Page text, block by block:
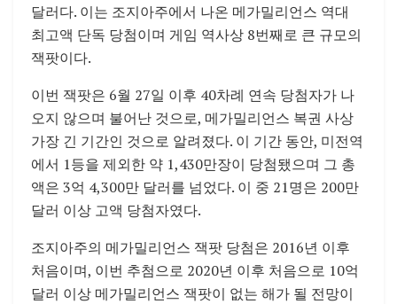
달러다. 이는 조지아주에서 나온 메가밀리언스 역대
최고액 단독 당첨이며 게임 역사상 8번째로 큰 규모의
잭팟이다.
이번 잭팟은 6월 27일 이후 40차례 연속 당첨자가 나
오지 않으며 불어난 것으로, 메가밀리언스 복권 사상
가장 긴 기간인 것으로 알려졌다. 이 기간 동안, 미전역
에서 1등을 제외한 약 1,430만장이 당첨됐으며 그 총
액은 3억 4,300만 달러를 넘었다. 이 중 21명은 200만
달러 이상 고액 당첨자였다.
조지아주의 메가밀리언스 잭팟 당첨은 2016년 이후
처음이며, 이번 추첨으로 2020년 이후 처음으로 10억
달러 이상 메가밀리언스 잭팟이 없는 해가 될 전망이